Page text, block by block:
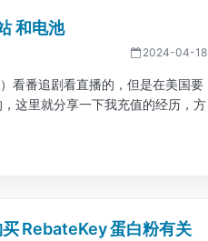
和电池
2024-04-18
看番追剧看直播的，但是在美国要
这里就分享一下我充值的经历，方
RebateKey 蛋白粉有关